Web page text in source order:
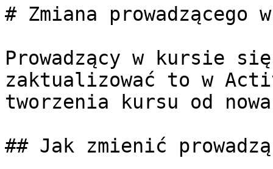
# Zmiana
Prowadzący w kursie
zaktualizować to w
tworzenia kursu od
## Jak zmienić